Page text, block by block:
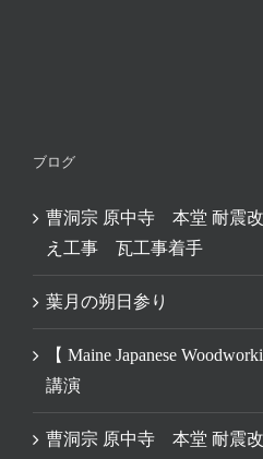
ブログ
曹洞宗 原中寺 本堂 耐震
え工事 瓦工事着手
葉月の朔日参り
【 Maine Japanese
講演
曹洞宗 原中寺 本堂 耐震